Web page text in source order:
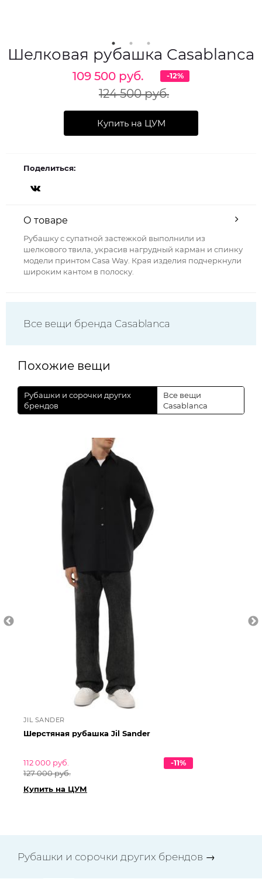
Шелковая рубашка Casablanca
109 500 руб.
124 500 руб.
-12%
Купить на ЦУМ
Поделиться:
О товаре
Рубашку с супатной застежкой выполнили из
шелкового твила, украсив нагрудный карман и спинку
модели принтом Casa Way. Края изделия подчеркнули
широким кантом в полоску.
Все вещи бренда Casablanca
Похожие вещи
Рубашки и сорочки других
брендов
Все вещи
Casablanca
JIL SANDER
Шерстяная рубашка Jil Sander
112 000 руб.
127 000 руб.
-11%
Купить на ЦУМ
Рубашки и сорочки других брендов →